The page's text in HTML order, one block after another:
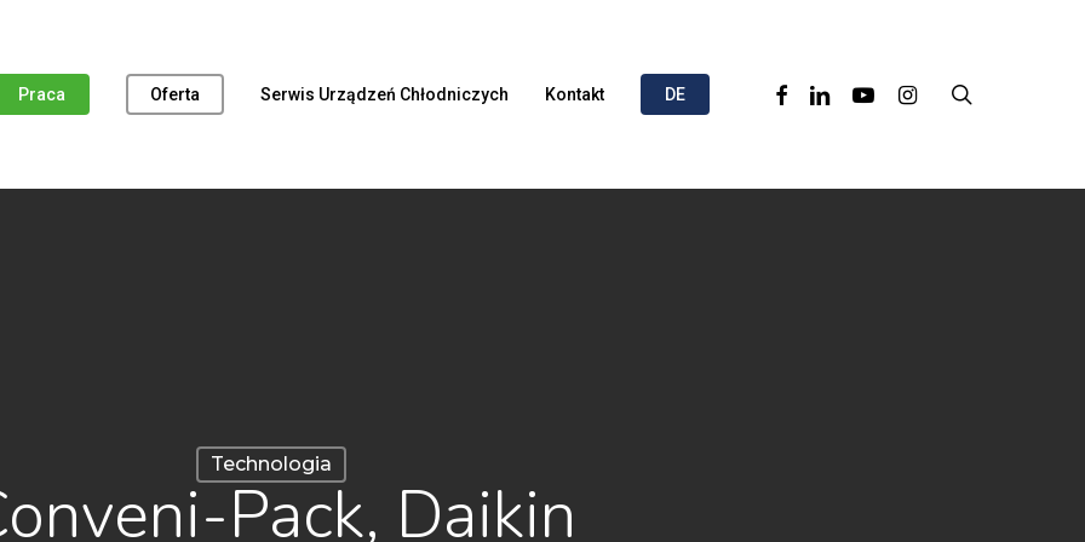
Praca Oferta Serwis Urządzeń Chłodniczych Kontakt DE FacebookLinkedinYoutubeInstagram
Technologia
Pack, Daikin